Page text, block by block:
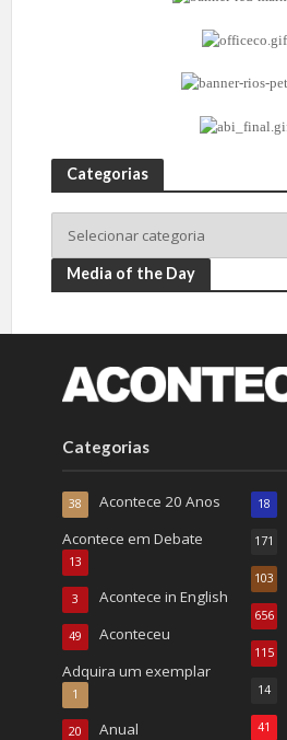
Categorias
Media of the Day
Categorias
Acontece 20 Anos
38
Acontece em Debate
13
Acontece in English
3
Aconteceu
49
Adquira um exemplar
1
Anual
20
18
171
103
656
115
14
41